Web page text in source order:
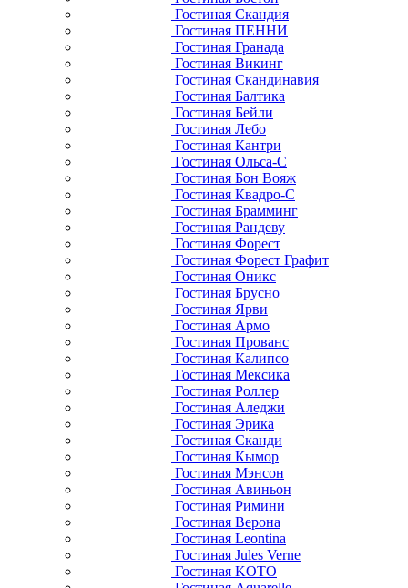
Гостиная Скандия
Гостиная ПЕННИ
Гостиная Гранада
Гостиная Викинг
Гостиная Скандинавия
Гостиная Балтика
Гостиная Бейли
Гостиная Лебо
Гостиная Кантри
Гостиная Ольса-С
Гостиная Бон Вояж
Гостиная Квадро-С
Гостиная Брамминг
Гостиная Рандеву
Гостиная Форест
Гостиная Форест Графит
Гостиная Оникс
Гостиная Брусно
Гостиная Ярви
Гостиная Армо
Гостиная Прованс
Гостиная Калипсо
Гостиная Мексика
Гостиная Роллер
Гостиная Аледжи
Гостиная Эрика
Гостиная Сканди
Гостиная Кымор
Гостиная Мэнсон
Гостиная Авиньон
Гостиная Римини
Гостиная Верона
Гостиная Leontina
Гостиная Jules Verne
Гостиная KOTO